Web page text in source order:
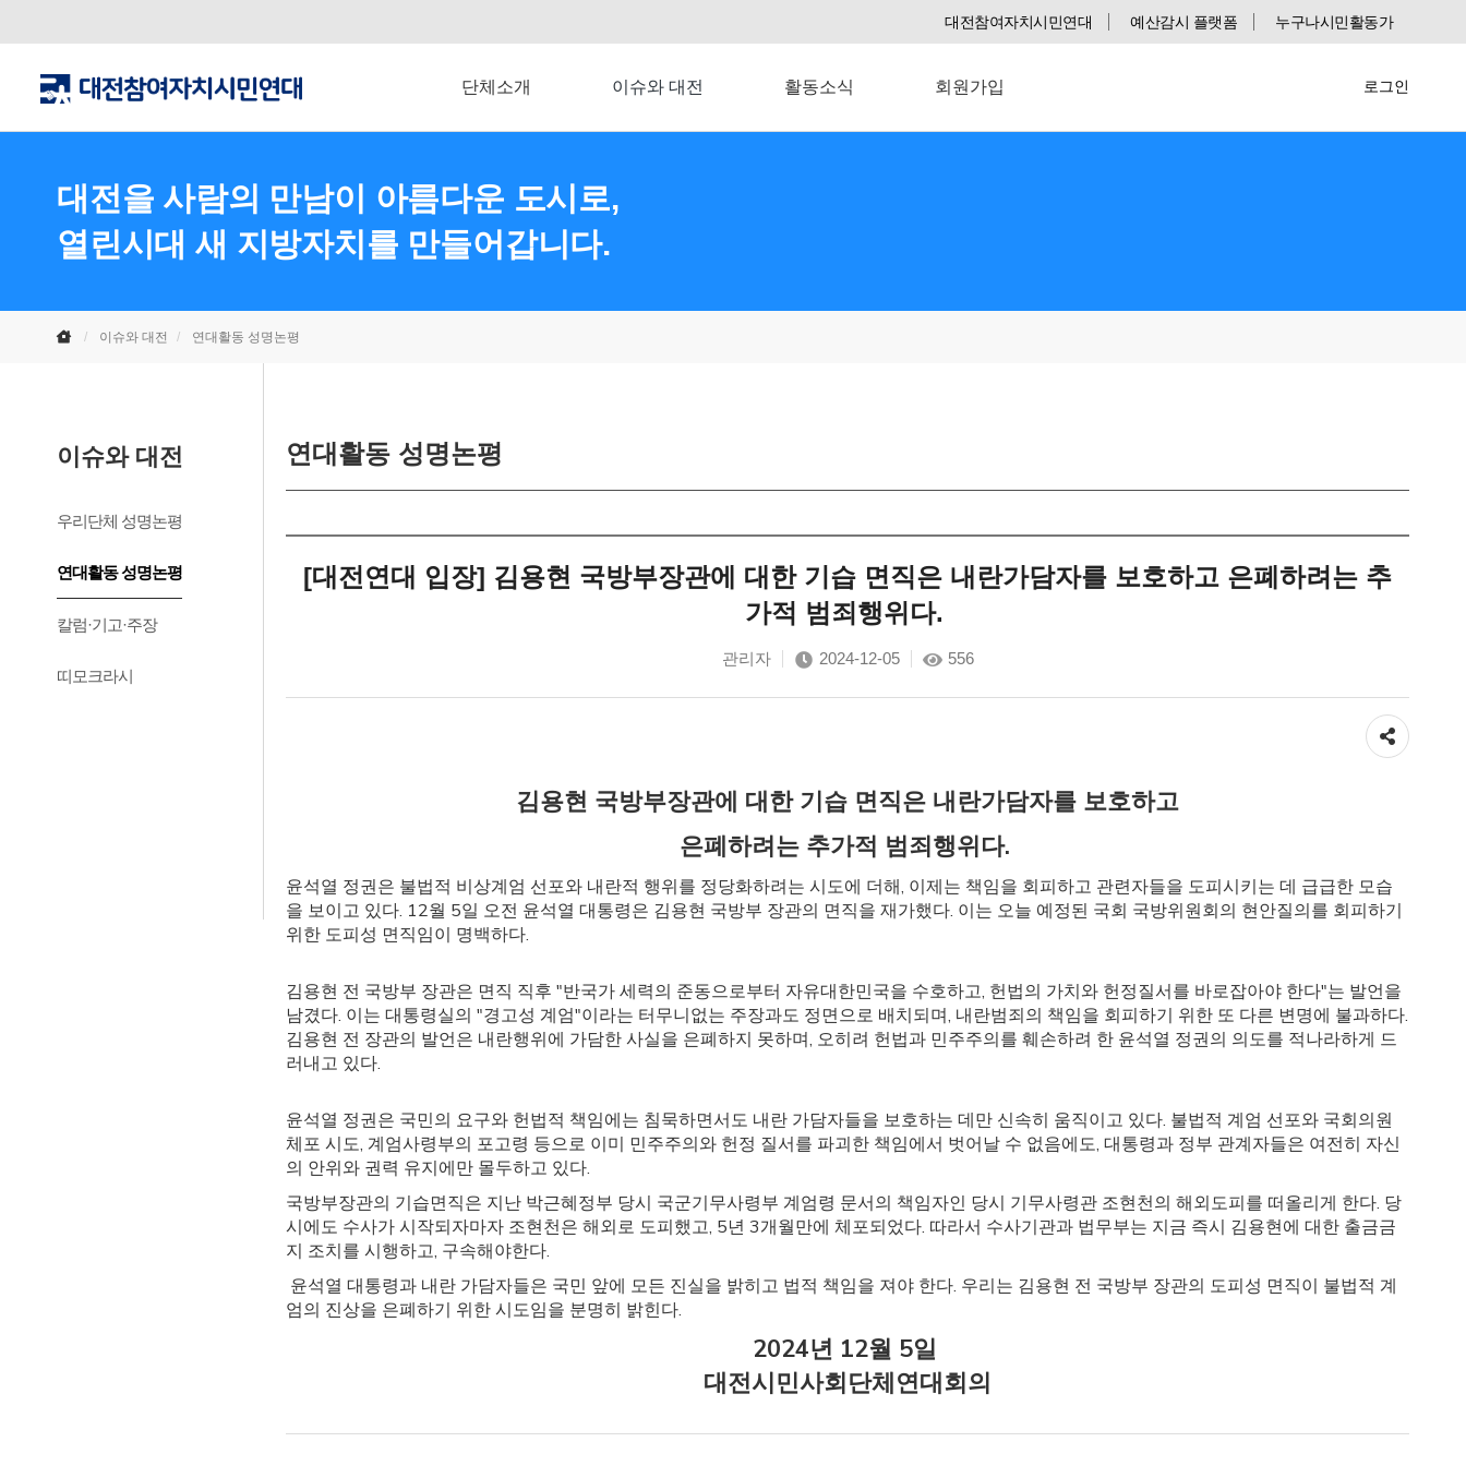
대전참여자치시민연대 예산감시 플랫폼 누구나시민활동가
로그인
단체소개 이슈와 대전 활동소식 회원가입
대전을 사람의 만남이 아름다운 도시로,
열린시대 새 지방자치를 만들어갑니다.
이슈와 대전 연대활동 성명논평
이슈와 대전
우리단체 성명논평
연대활동 성명논평
칼럼·기고·주장
띠모크라시
연대활동 성명논평
[대전연대 입장] 김용현 국방부장관에 대한 기습 면직은 내란가담자를 보호하고 은폐하려는 추
가적 범죄행위다.
관리자 2024-12-05 556
공유하기
김용현 국방부장관에 대한 기습 면직은 내란가담자를 보호하고
은폐하려는 추가적 범죄행위다.
윤석열 정권은 불법적 비상계엄 선포와 내란적 행위를 정당화하려는 시도에 더해, 이제는 책임을 회피하고 관련자들을 도피시키는 데 급급한 모습
을 보이고 있다. 12월 5일 오전 윤석열 대통령은 김용현 국방부 장관의 면직을 재가했다. 이는 오늘 예정된 국회 국방위원회의 현안질의를 회피하기
위한 도피성 면직임이 명백하다.
김용현 전 국방부 장관은 면직 직후 "반국가 세력의 준동으로부터 자유대한민국을 수호하고, 헌법의 가치와 헌정질서를 바로잡아야 한다"는 발언을
남겼다. 이는 대통령실의 "경고성 계엄"이라는 터무니없는 주장과도 정면으로 배치되며, 내란범죄의 책임을 회피하기 위한 또 다른 변명에 불과하다.
김용현 전 장관의 발언은 내란행위에 가담한 사실을 은폐하지 못하며, 오히려 헌법과 민주주의를 훼손하려 한 윤석열 정권의 의도를 적나라하게 드
러내고 있다.
윤석열 정권은 국민의 요구와 헌법적 책임에는 침묵하면서도 내란 가담자들을 보호하는 데만 신속히 움직이고 있다. 불법적 계엄 선포와 국회의원
체포 시도, 계엄사령부의 포고령 등으로 이미 민주주의와 헌정 질서를 파괴한 책임에서 벗어날 수 없음에도, 대통령과 정부 관계자들은 여전히 자신
의 안위와 권력 유지에만 몰두하고 있다.
국방부장관의 기습면직은 지난 박근혜정부 당시 국군기무사령부 계엄령 문서의 책임자인 당시 기무사령관 조현천의 해외도피를 떠올리게 한다. 당
시에도 수사가 시작되자마자 조현천은 해외로 도피했고, 5년 3개월만에 체포되었다. 따라서 수사기관과 법무부는 지금 즉시 김용현에 대한 출금금
지 조치를 시행하고, 구속해야한다.
윤석열 대통령과 내란 가담자들은 국민 앞에 모든 진실을 밝히고 법적 책임을 져야 한다. 우리는 김용현 전 국방부 장관의 도피성 면직이 불법적 계
엄의 진상을 은폐하기 위한 시도임을 분명히 밝힌다.
2024년 12월 5일
대전시민사회단체연대회의